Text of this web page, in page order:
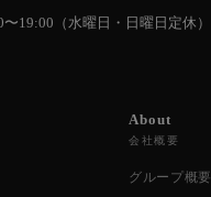
19:00（水曜日・日曜日定休）
About
会社概要
グループ概要